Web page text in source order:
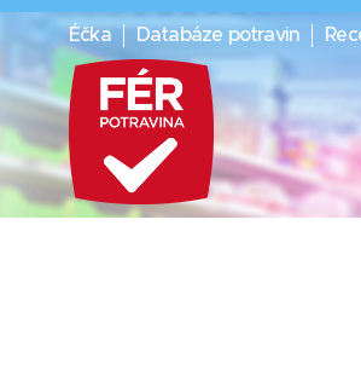
Éčka Databáze potravin